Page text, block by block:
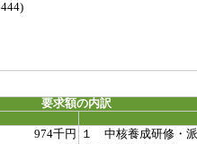
要求額の内訳
974千円 １ 中核養成研修・